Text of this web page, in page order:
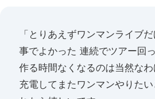
「とりあえずワンマンライブ
事でよかった 連続でツアー回
作る時間なくなるのは当然な
充電してまたワンマンやりた